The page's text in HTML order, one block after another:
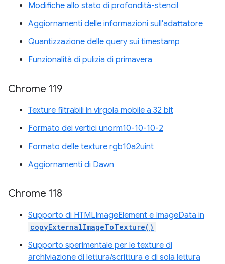
Modifiche allo stato di profondità-stencil
Aggiornamenti delle informazioni sull'adattatore
Quantizzazione delle query sui timestamp
Funzionalità di pulizia di primavera
Chrome 119
Texture filtrabili in virgola mobile a 32 bit
Formato dei vertici unorm10-10-10-2
Formato delle texture rgb10a2uint
Aggiornamenti di Dawn
Chrome 118
Supporto di HTMLImageElement e ImageData in
copyExternalImageToTexture()
Supporto sperimentale per le texture di
archiviazione di lettura/scrittura e di sola lettura